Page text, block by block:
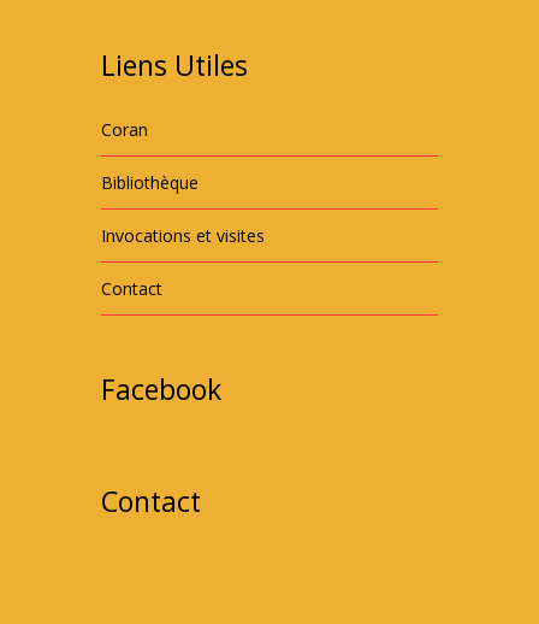
Liens Utiles
Coran
Bibliothèque
Invocations et visites
Contact
Facebook
Contact